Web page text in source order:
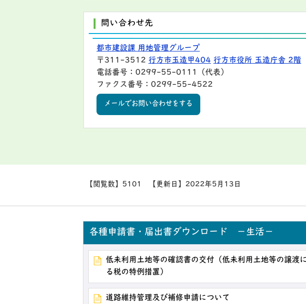
問い合わせ先
都市建設課 用地管理グループ
〒311-3512 行方市玉造甲404 行方市役所 玉造庁舎 2階
電話番号：0299-55-0111（代表）
ファクス番号：0299-55-4522
メールでお問い合わせをする
【閲覧数】 5101 【更新日】 2022年5月13日
各種申請書・届出書ダウンロード －生活－
低未利用土地等の確認書の交付（低未利用土地等の譲渡
る税の特例措置）
道路維持管理及び補修申請について